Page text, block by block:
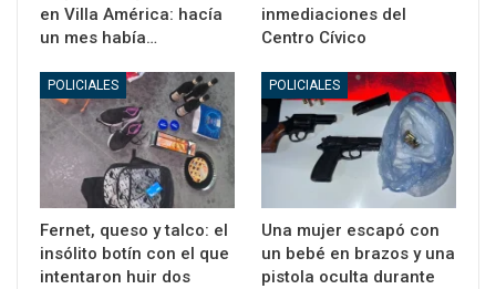
en Villa América: hacía
un mes había…
inmediaciones del
Centro Cívico
POLICIALES
Fernet, queso y talco: el
insólito botín con el que
intentaron huir dos
POLICIALES
Una mujer escapó con
un bebé en brazos y una
pistola oculta durante